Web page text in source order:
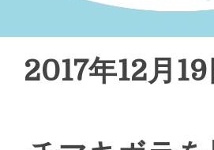
2017年12月19